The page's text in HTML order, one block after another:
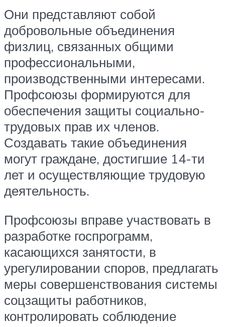
Они представляют собой
добровольные объединения
физлиц, связанных общими
профессиональными,
производственными интересами.
Профсоюзы формируются для
обеспечения защиты социально-
трудовых прав их членов.
Создавать такие объединения
могут граждане, достигшие 14-ти
лет и осуществляющие трудовую
деятельность.
Профсоюзы вправе участвовать в
разработке госпрограмм,
касающихся занятости, в
урегулировании споров, предлагать
меры совершенствования системы
соцзащиты работников,
контролировать соблюдение